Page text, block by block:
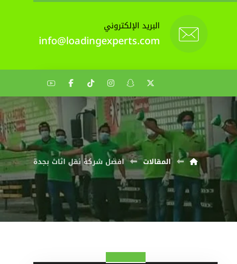
البريد الإلكتروني
info@loadingexperts.com
المقالات افضل شركة نقل اثاث بجدة